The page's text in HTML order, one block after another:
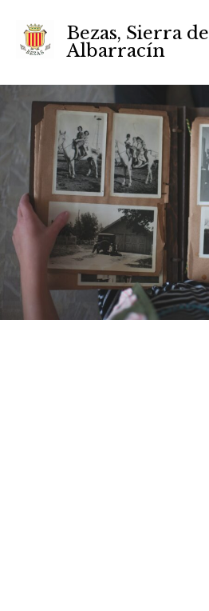
Bezas, Sierra de
Albarracín